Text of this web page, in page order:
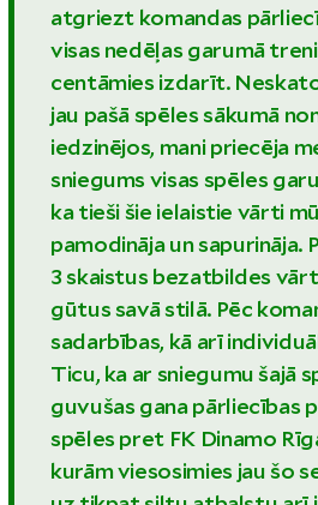
atgriezt komandas
visas nedēļas garumā
centāmies izdarīt.
jau pašā spēles sākumā
iedzinējos, mani priecēja
sniegums visas spēles
ka tieši šie ielaistie vārti
pamodināja un sapurināja.
3 skaistus bezatbildes
gūtus savā stilā. Pēc
sadarbības, kā arī
Ticu, ka ar sniegumu šajā
guvušas gana pārliecības
spēles pret FK Dinamo
kurām viesosimies jau šo